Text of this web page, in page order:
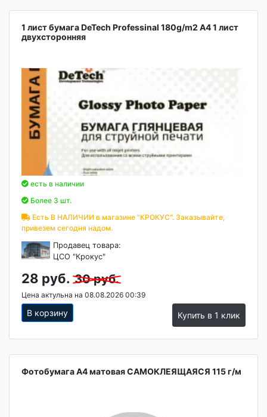
1 лист бумага DeTech Professinal 180g/m2 A4 1 лист
двухсторонняя
есть в наличии
Более 3 шт.
Есть В НАЛИЧИИ в магазине "КРОКУС". Заказывайте,
привезем сегодня надом.
Продавец товара:
ЦСО "Крокус"
28 руб. 30 руб.
Цена актульна на 08.08.2026 00:39
В корзину Купить в 1 клик
Фотобумага А4 матовая САМОКЛЕЯЩАЯСЯ 115 г/м